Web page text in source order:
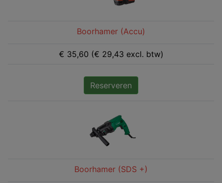
Boorhamer (Accu)
€ 35,60 (€ 29,43 excl. btw)
Reserveren
Boorhamer (SDS +)